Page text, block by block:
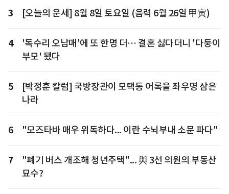
3 [오늘의 운세] 8월 8일 토요일 (음력 6월 26일 甲寅)
4
'독수리 오남매'에 또 한명 더… 결혼 싫다더니 '다둥이
부모' 됐다
5
[박정훈 칼럼] 국방장관이 모택동 어록을 좌우명 삼은
나라
6 "모즈타바 매우 위독하다... 이란 수뇌부내 소문 파다"
7
"폐기 버스 개조해 청년주택"... 與 3선 의원의 부동산
묘수?